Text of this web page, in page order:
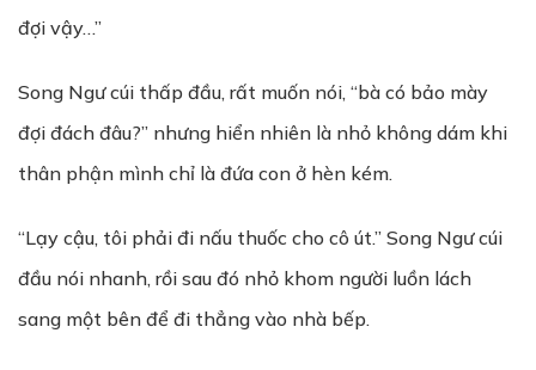
đợi vậy…”
Song Ngư cúi thấp đầu, rất muốn nói, “bà có bảo mày
đợi đách đâu?” nhưng hiển nhiên là nhỏ không dám khi
thân phận mình chỉ là đứa con ở hèn kém.
“Lạy cậu, tôi phải đi nấu thuốc cho cô út.” Song Ngư cúi
đầu nói nhanh, rồi sau đó nhỏ khom người luồn lách
sang một bên để đi thẳng vào nhà bếp.